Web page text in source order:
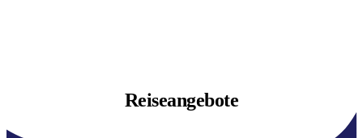
Reiseangebote